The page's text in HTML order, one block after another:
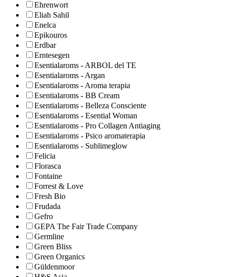
Ehrenwort
Eliah Sahil
Enelca
Epikouros
Erdbar
Erntesegen
Esentialaroms - ARBOL del TE
Esentialaroms - Argan
Esentialaroms - Aroma terapia
Esentialaroms - BB Cream
Esentialaroms - Belleza Consciente
Esentialaroms - Esential Woman
Esentialaroms - Pro Collagen Antiaging
Esentialaroms - Psico aromaterapia
Esentialaroms - Sublimeglow
Felicia
Florasca
Fontaine
Forrest & Love
Fresh Bio
Frudada
Gefro
GEPA The Fair Trade Company
Germline
Green Bliss
Green Organics
Güldenmoor